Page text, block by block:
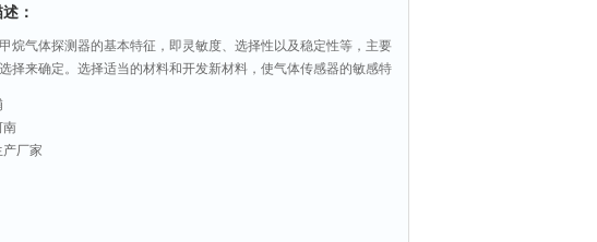
：
烷气体探测器的基本特征，即灵敏度、选择性以及稳定性等，主要
择来确定。选择适当的材料和开发新材料，使气体传感器的敏感特
南
产厂家